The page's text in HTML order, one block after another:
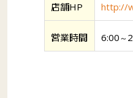
店舗HP http://
営業時間 6:00～